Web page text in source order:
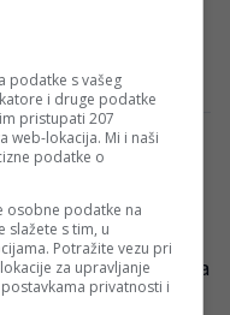
propada: Nekada
dobio licencu za
saveza
godine, održana
komisije za
podatke s vašeg
i druge podatke
pristupati 207
web-lokacija. Mi i naši
podatke o
osobne podatke na
slažete s tim, u
Potražite vezu pri
za upravljanje
privatnosti i